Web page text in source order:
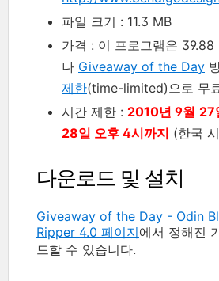
파일 크기 : 11.3 MB
가격 : 이 프로그램은 39.88
나 Giveaway of the Day
제한(time-limited)으로 무
시간 제한 : 2010년 9월 27
28일 오후 4시까지 (한국
다운로드 및 설치
Giveaway of the Day - Odin
Ripper 4.0 페이지에서 정해진
드할 수 있습니다.